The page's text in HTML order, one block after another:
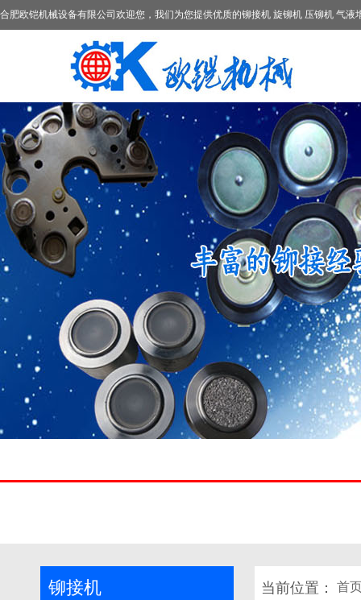
合肥欧铠机械设备有限公司欢迎您，我们为您提供优质的铆接机 旋铆机 压铆机 气液
铆接机 当前位置： 首